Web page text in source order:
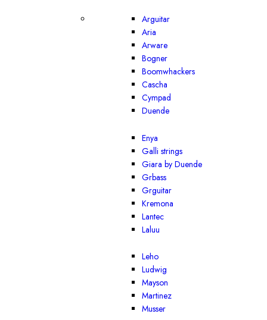
Arguitar
Aria
Arware
Bogner
Boomwhackers
Cascha
Cympad
Duende
Enya
Galli strings
Giara by Duende
Grbass
Grguitar
Kremona
Lantec
Laluu
Leho
Ludwig
Mayson
Martinez
Musser